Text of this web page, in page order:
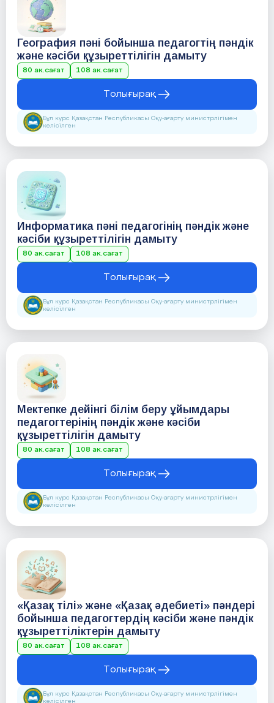
География пәні бойынша педагогтің пәндік
және кәсіби құзыреттілігін дамыту
80 ак.сағат 108 ак.сағат
Толығырақ
Бұл курс Қазақстан Республикасы Оқу-ағарту министрлігімен
келісілген
Информатика пәні педагогінің пәндік және
кәсіби құзыреттілігін дамыту
80 ак.сағат 108 ак.сағат
Толығырақ
Бұл курс Қазақстан Республикасы Оқу-ағарту министрлігімен
келісілген
Мектепке дейінгі білім беру ұйымдары
педагогтерінің пәндік және кәсіби
құзыреттілігін дамыту
80 ак.сағат 108 ак.сағат
Толығырақ
Бұл курс Қазақстан Республикасы Оқу-ағарту министрлігімен
келісілген
«Қазақ тілі» және «Қазақ әдебиеті» пәндері
бойынша педагогтердің кәсіби және пәндік
құзыреттіліктерін дамыту
80 ак.сағат 108 ак.сағат
Толығырақ
Бұл курс Қазақстан Республикасы Оқу-ағарту министрлігімен
келісілген